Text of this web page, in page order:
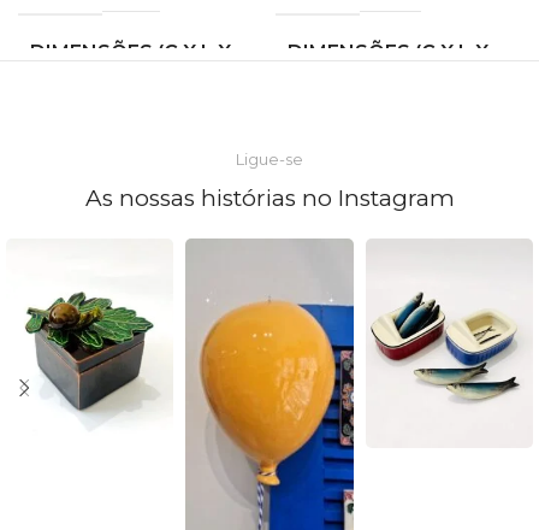
DIMENSÕES (C X L X
DIMENSÕES (C X L X
Ligue-se
As nossas histórias no Instagram